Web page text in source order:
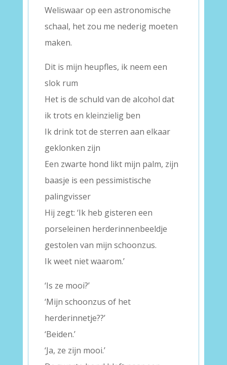
Weliswaar op een astronomische
schaal, het zou me nederig moeten
maken.
Dit is mijn heupfles, ik neem een
slok rum
Het is de schuld van de alcohol dat
ik trots en kleinzielig ben
Ik drink tot de sterren aan elkaar
geklonken zijn
Een zwarte hond likt mijn palm, zijn
baasje is een pessimistische
palingvisser
Hij zegt: ‘Ik heb gisteren een
porseleinen herderinnenbeeldje
gestolen van mijn schoonzus.
Ik weet niet waarom.’
‘Is ze mooi?’
‘Mijn schoonzus of het
herderinnetje??’
‘Beiden.’
‘Ja, ze zijn mooi.’